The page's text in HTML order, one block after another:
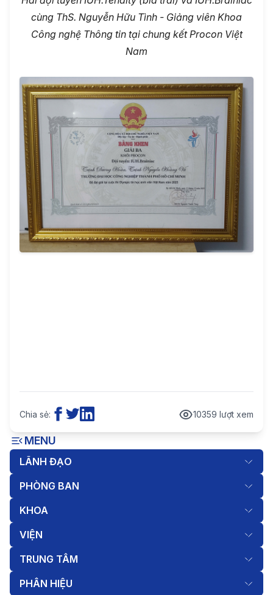
MENU
LÃNH ĐẠO
PHÒNG BAN
KHOA
VIỆN
TRUNG TÂM
PHÂN HIỆU
cùng ThS. Nguyễn Hữu Tình - Giảng viên Khoa
Công nghệ Thông tintại chung kết Procon Việt
Nam
Chia sẻ: 10359 lượt xem